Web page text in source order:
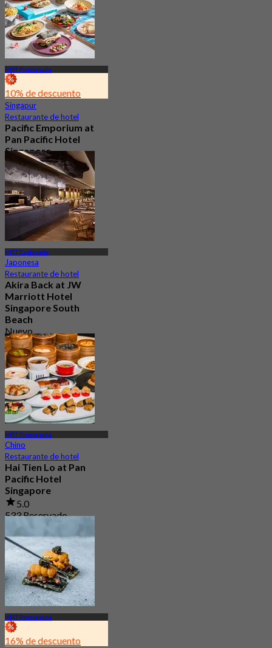
MRT Promenade
10% de descuento
Singapur
Restaurante de hotel
Pacific Emporium at
Pan Pacific Hotel
Singapore
Nuevo
4.2
DesdeS$ 32.35
MRT Esplanade
Japonesa
Restaurante de hotel
Akira Back at JW
Marriott Hotel
Singapore South
Beach
Nuevo
4.4
DesdeS$ 94
MRT Promenade
Chino
Restaurante de hotel
Hai Tien Lo at Pan
Pacific Hotel
Singapore
5.0
533 Reservado
Desde
S$ 69.05
MRT Promenade
16% de descuento